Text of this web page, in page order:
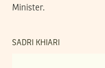
Minister.
SADRI KHIARI